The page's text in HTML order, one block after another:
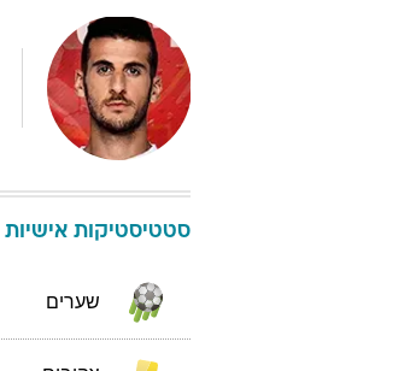
סטטיסטיקות אישיות
שערים